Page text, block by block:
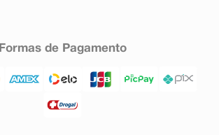
Formas de Pagamento